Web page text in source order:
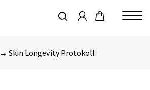
keresés
Skin Longevity Protokoll